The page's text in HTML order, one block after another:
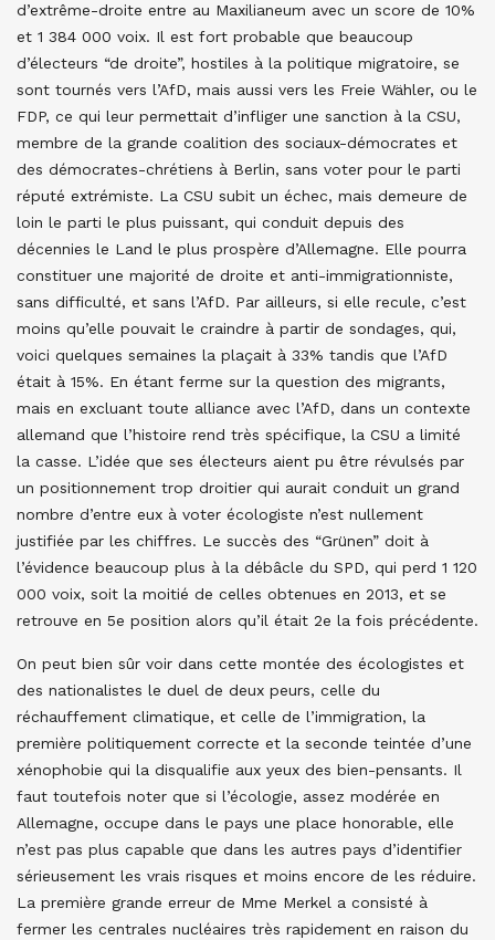
d’extrême-droite entre au Maxilianeum avec un score de 10%
et 1 384 000 voix. Il est fort probable que beaucoup
d’électeurs “de droite”, hostiles à la politique migratoire, se
sont tournés vers l’AfD, mais aussi vers les Freie Wähler, ou le
FDP, ce qui leur permettait d’infliger une sanction à la CSU,
membre de la grande coalition des sociaux-démocrates et
des démocrates-chrétiens à Berlin, sans voter pour le parti
réputé extrémiste. La CSU subit un échec, mais demeure de
loin le parti le plus puissant, qui conduit depuis des
décennies le Land le plus prospère d’Allemagne. Elle pourra
constituer une majorité de droite et anti-immigrationniste,
sans difficulté, et sans l’AfD. Par ailleurs, si elle recule, c’est
moins qu’elle pouvait le craindre à partir de sondages, qui,
voici quelques semaines la plaçait à 33% tandis que l’AfD
était à 15%. En étant ferme sur la question des migrants,
mais en excluant toute alliance avec l’AfD, dans un contexte
allemand que l’histoire rend très spécifique, la CSU a limité
la casse. L’idée que ses électeurs aient pu être révulsés par
un positionnement trop droitier qui aurait conduit un grand
nombre d’entre eux à voter écologiste n’est nullement
justifiée par les chiffres. Le succès des “Grünen” doit à
l’évidence beaucoup plus à la débâcle du SPD, qui perd 1 120
000 voix, soit la moitié de celles obtenues en 2013, et se
retrouve en 5e position alors qu’il était 2e la fois précédente.
On peut bien sûr voir dans cette montée des écologistes et
des nationalistes le duel de deux peurs, celle du
réchauffement climatique, et celle de l’immigration, la
première politiquement correcte et la seconde teintée d’une
xénophobie qui la disqualifie aux yeux des bien-pensants. Il
faut toutefois noter que si l’écologie, assez modérée en
Allemagne, occupe dans le pays une place honorable, elle
n’est pas plus capable que dans les autres pays d’identifier
sérieusement les vrais risques et moins encore de les réduire.
La première grande erreur de Mme Merkel a consisté à
fermer les centrales nucléaires très rapidement en raison du